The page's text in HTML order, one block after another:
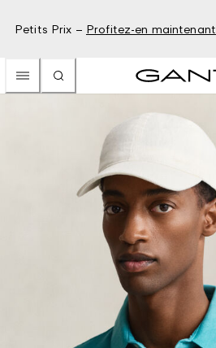
Petits Prix – Profitez-en maintenant